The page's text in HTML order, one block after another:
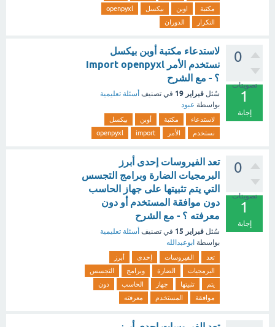
مكتبة
اوبن بيكسل
openpyxl
التكرار
الدوران
0
تصويتات
1
إجابة
لاستدعاء مكتبة أوبن بيكسل
نستخدم الأمر import openpyxl
؟ - مع الشرح
سُئل فبراير 19 في تصنيف أسئلة تعليمية
بواسطة عبود
لاستدعاء مكتبة أوبن
بيكسل
نستخدم
الأمر import
openpyxl
0
تصويتات
1
إجابة
تعد الفيروسات إحدى أبرز
البرمجيات الضارة وبرامج التجسس
التي يتم تثبيتها على جهاز الحاسب
دون موافقة المستخدم أو دون
معرفته ؟ - مع الشرح
سُئل فبراير 15 في تصنيف أسئلة تعليمية
بواسطة ابوعبدالله
تعد الفيروسات إحدى
أبرز
البرمجيات
الضارة وبرامج
التجسس
يتم
تثبيتها جهاز الحاسب
دون
موافقة
المستخدم معرفته